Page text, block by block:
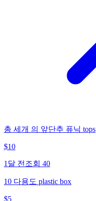
총 세개 의 앞단추 퓨닉 tops
$10
1달 전 조회 40
10 다용도 plastic box
$5